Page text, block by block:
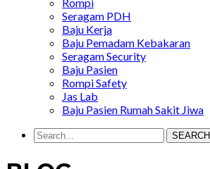
Seragam PDH
Baju Kerja
Baju Pemadam Kebakaran
Seragam Security
Baju Pasien
Rompi Safety
Jas Lab
Baju Pasien Rumah Sakit Jiwa
SEARCH